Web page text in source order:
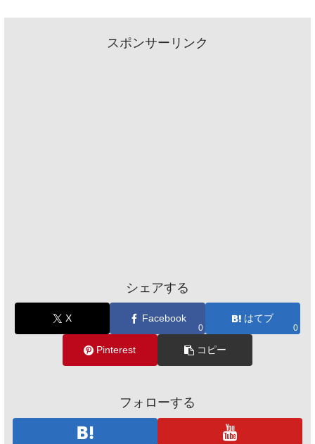
スポンサーリンク
シェアする
X Facebook
0
はてブ
0
Pinterest コピー
フォローする